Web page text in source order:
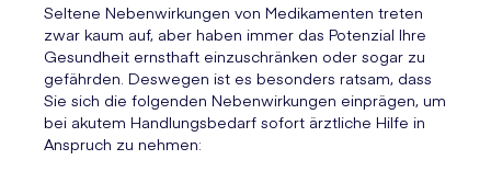
Seltene Nebenwirkungen von Medikamenten treten
zwar kaum auf, aber haben immer das Potenzial Ihre
Gesundheit ernsthaft einzuschränken oder sogar zu
gefährden. Deswegen ist es besonders ratsam, dass
Sie sich die folgenden Nebenwirkungen einprägen, um
bei akutem Handlungsbedarf sofort ärztliche Hilfe in
Anspruch zu nehmen: